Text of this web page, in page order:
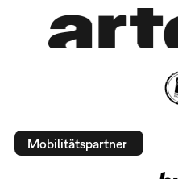
Mobilitätspartner